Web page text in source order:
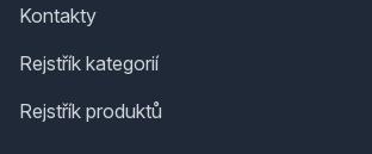
Kontakty
Rejstřík kategorií
Rejstřík produktů